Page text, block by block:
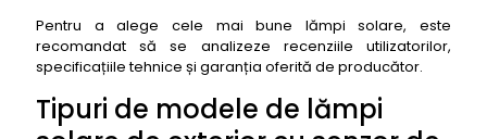
26- lampa solară de exterior cu senzor de
mișcare Brightown Solar Lights
mișcare Otdair Solar Lights
Pentru a alege cele mai bune lămpi solare, este
recomandat să se analizeze recenziile utilizatorilor,
specificațiile tehnice și garanția oferită de producător.
Tipuri de modele de lămpi